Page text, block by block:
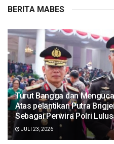
BERITA MABES
Turut Bangga dan
Atas pelantikan Putra
Sebagai Perwira Polri
JULI 23, 2026